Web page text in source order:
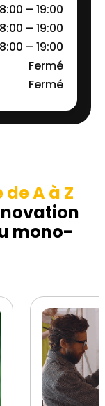
8:00 – 19:00
8:00 – 19:00
8:00 – 19:00
Fermé
Fermé
A à Z
mono-